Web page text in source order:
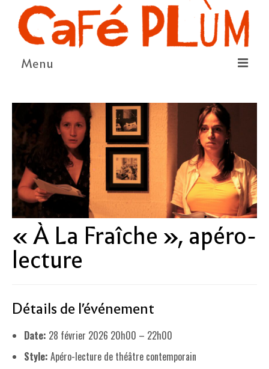
Menu
LA COOPÉRATIVE & L’ASSO
LE CONSEIL COOPÉRATIF
NOUS SOUTENIR
LE PROGRAMME
DÉTAIL DES ÉVÉNEMENTS
LA SAISON CULTURELLE
AMI·ES ARTISTES
LES FORMULES
« À La Fraîche », apéro-
lecture
Détails de l'événement
Date: 28 février 2026 20h00 – 22h00
Style: Apéro-lecture de théâtre contemporain